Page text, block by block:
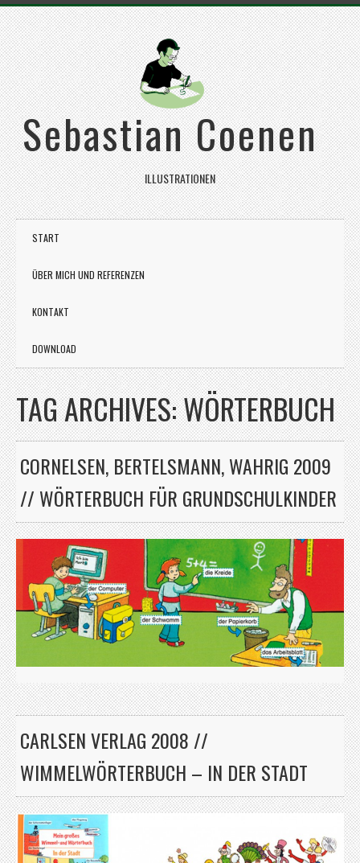
Sebastian Coenen
ILLUSTRATIONEN
START
ÜBER MICH UND REFERENZEN
KONTAKT
DOWNLOAD
TAG ARCHIVES:WÖRTERBUCH
CORNELSEN, BERTELSMANN, WAHRIG 2009
// WÖRTERBUCH FÜR GRUNDSCHULKINDER
CARLSEN VERLAG 2008 //
WIMMELWÖRTERBUCH – IN DER STADT